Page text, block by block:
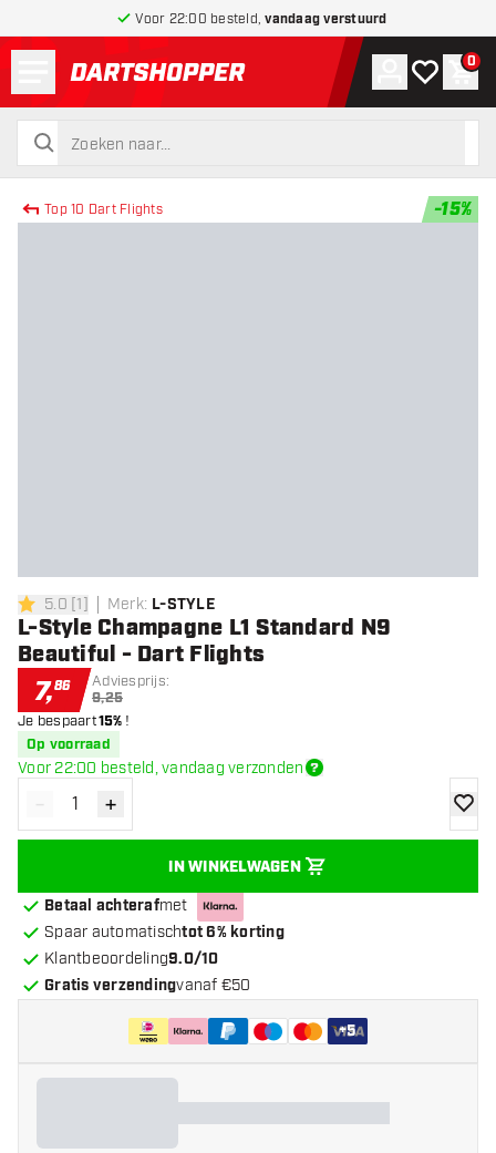
Voor 22:00 besteld,vandaag verstuurd
terug naar home pagina
zoeken
zoeken
Account
Mijn 0
Top 10 Dart Flights -15%
5 score sterren
5.0 [1] Merk: L-STYLE
L-Style Champagne L1 Standard N9
Beautiful - Dart Flights
7,86 Adviesprijs:
9,25
Je bespaart15% !
Op voorraad
Voor 22:00 besteld, vandaag verzonden
Verminder hoeveelheid
- Verhoog hoeveelheid
+
IN WINKELWAGEN
Betaal achterafmet
Spaar automatischtot 6% korting
Klantbeoordeling9.0/10
Gratis verzendingvanaf €50
+5